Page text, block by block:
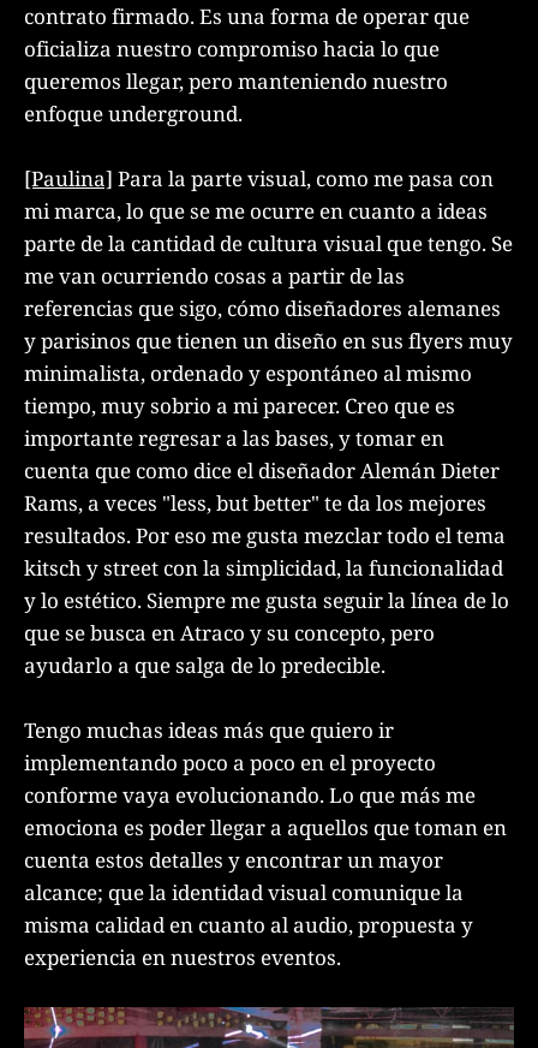
contrato firmado. Es una forma de operar que
oficializa nuestro compromiso hacia lo que
queremos llegar, pero manteniendo nuestro
enfoque underground.
[Paulina] Para la parte visual, como me pasa con
mi marca, lo que se me ocurre en cuanto a ideas
parte de la cantidad de cultura visual que tengo. Se
me van ocurriendo cosas a partir de las
referencias que sigo, cómo diseñadores alemanes
y parisinos que tienen un diseño en sus flyers muy
minimalista, ordenado y espontáneo al mismo
tiempo, muy sobrio a mi parecer. Creo que es
importante regresar a las bases, y tomar en
cuenta que como dice el diseñador Alemán Dieter
Rams, a veces "less, but better" te da los mejores
resultados. Por eso me gusta mezclar todo el tema
kitsch y street con la simplicidad, la funcionalidad
y lo estético. Siempre me gusta seguir la línea de lo
que se busca en Atraco y su concepto, pero
ayudarlo a que salga de lo predecible.
Tengo muchas ideas más que quiero ir
implementando poco a poco en el proyecto
conforme vaya evolucionando. Lo que más me
emociona es poder llegar a aquellos que toman en
cuenta estos detalles y encontrar un mayor
alcance; que la identidad visual comunique la
misma calidad en cuanto al audio, propuesta y
experiencia en nuestros eventos.